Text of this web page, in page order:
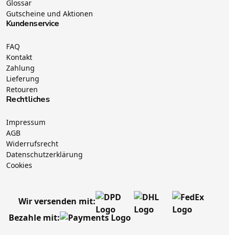
Glossar
Gutscheine und Aktionen
Kundenservice
FAQ
Kontakt
Zahlung
Lieferung
Retouren
Rechtliches
Impressum
AGB
Widerrufsrecht
Datenschutzerklärung
Cookies
Wir versenden mit:
Bezahle mit: